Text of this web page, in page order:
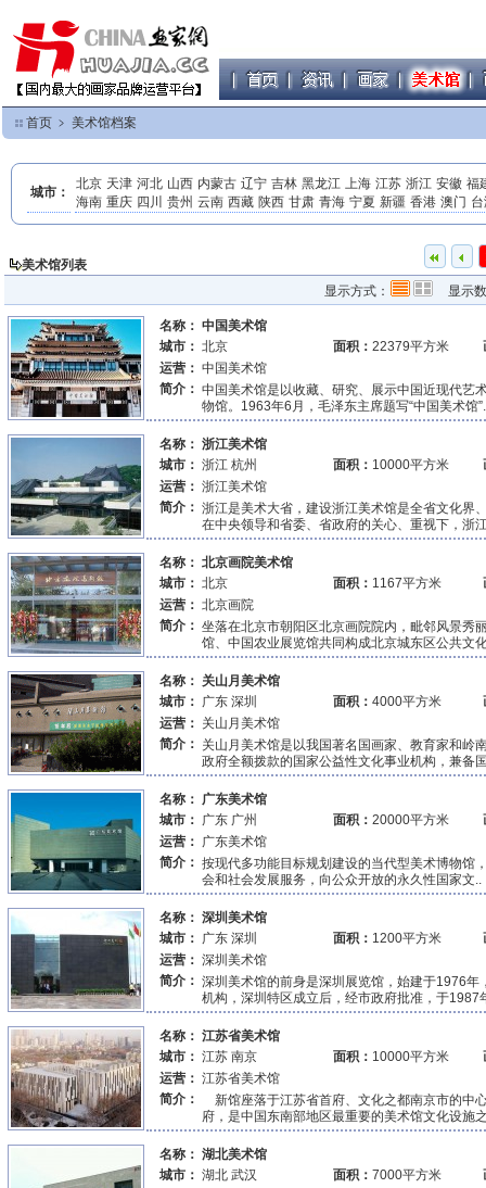
首页 ﹥ 美术馆档案
城市：
北京 天津 河北 山西 内蒙古 辽宁 吉林 黑龙江 上海 江苏 浙江 安徽 福
海南 重庆 四川 贵州 云南 西藏 陕西 甘肃 青海 宁夏 新疆 香港 澳门
美术馆列表
显示方式： 显示
名称： 中国美术馆
城市： 北京 面积：22379平方米
运营： 中国美术馆
简介： 中国美术馆是以收藏、研究、展示中国近现代艺
物馆。1963年6月，毛泽东主席题写“中国美术馆
名称： 浙江美术馆
城市： 浙江 杭州 面积： 10000平方米
运营： 浙江美术馆
简介： 浙江是美术大省，建设浙江美术馆是全省文化界
在中央领导和省委、省政府的关心、重视下，浙
名称： 北京画院美术馆
城市： 北京 面积： 1167平方米
运营： 北京画院
简介： 坐落在北京市朝阳区北京画院院内，毗邻风景秀
馆、中国农业展览馆共同构成北京城东区公共文
名称： 关山月美术馆
城市： 广东 深圳 面积：4000平方米
运营： 关山月美术馆
简介： 关山月美术馆是以我国著名国画家、教育家和岭
政府全额拨款的国家公益性文化事业机构，兼备
名称： 广东美术馆
城市： 广东 广州 面积：20000平方米
运营： 广东美术馆
简介： 按现代多功能目标规划建设的当代型美术博物馆
会和社会发展服务，向公众开放的永久性国家文..
名称： 深圳美术馆
城市： 广东 深圳 面积： 1200平方米
运营： 深圳美术馆
简介： 深圳美术馆的前身是深圳展览馆，始建于1976年
机构，深圳特区成立后，经市政府批准，于1987
名称： 江苏省美术馆
城市： 江苏 南京 面积： 10000平方米
运营： 江苏省美术馆
简介：
新馆座落于江苏省首府、文化之都南京市的中
府，是中国东南部地区最重要的美术馆文化设施
名称： 湖北美术馆
城市： 湖北 武汉 面积：7000平方米